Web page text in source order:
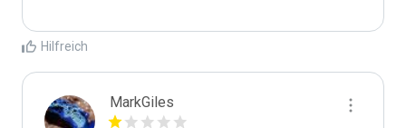
Hilfreich
MarkGiles